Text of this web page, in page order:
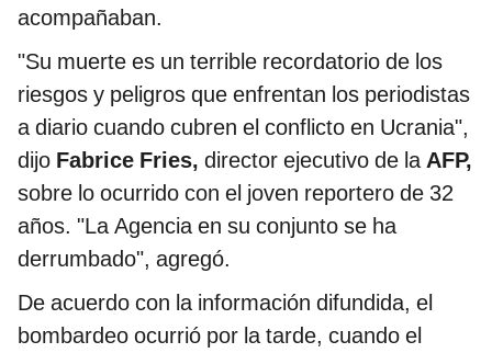
acompañaban.
"Su muerte es un terrible recordatorio de los
riesgos y peligros que enfrentan los periodistas
a diario cuando cubren el conflicto en Ucrania",
dijo Fabrice Fries, director ejecutivo de laAFP,
sobre lo ocurrido con el joven reportero de 32
años. "La Agencia en su conjunto se ha
derrumbado", agregó.
De acuerdo con la información difundida, el
bombardeo ocurrió por la tarde, cuando el